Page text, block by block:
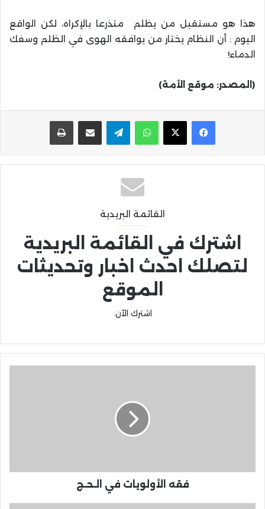
هذا هو مستقبل من يظلم متذرعا بالإكراه، لكن الواقع
اليوم : أن النظام يختار من يوافقه الهوى في الظلم وسفك
الدماء!
(المصدر: موقع الأمة)
واتساب تيلقرام مشاركة عبر البريد
القائمة البريدية
اشترك في القائمة البريدية
لتصلك احدث اخبار وتحديثات
الموقع
اشترك الآن.
فقه الأولويات في الـحـج